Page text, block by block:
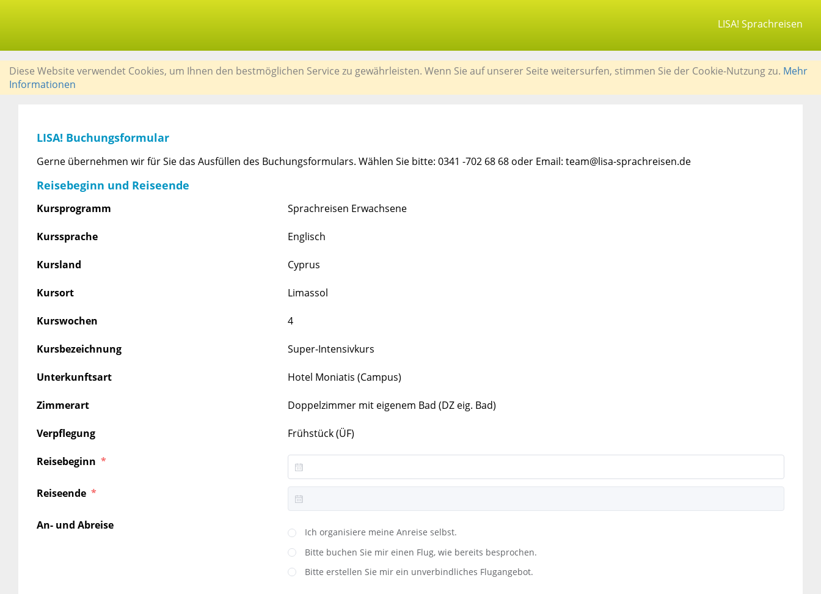
LISA! Sprachreisen
Diese Website verwendet Cookies, um Ihnen den bestmöglichen Service zu gewährleisten. Wenn Sie auf unserer Seite weitersurfen, stimmen Sie der Cookie-Nutzung zu. Mehr
Informationen
LISA! Buchungsformular
Gerne übernehmen wir für Sie das Ausfüllen des Buchungsformulars. Wählen Sie bitte: 0341 -702 68 68 oder Email: team@lisa-sprachreisen.de
Reisebeginn und Reiseende
Kursprogramm Sprachreisen Erwachsene
Kurssprache Englisch
Kursland Cyprus
Kursort Limassol
Kurswochen 4
Kursbezeichnung Super-Intensivkurs
Unterkunftsart Hotel Moniatis (Campus)
Zimmerart Doppelzimmer mit eigenem Bad (DZ eig. Bad)
Verpflegung Frühstück (ÜF)
Reisebeginn
Reiseende
An- und Abreise
Ich organisiere meine Anreise selbst.
Bitte buchen Sie mir einen Flug, wie bereits besprochen.
Bitte erstellen Sie mir ein unverbindliches Flugangebot.